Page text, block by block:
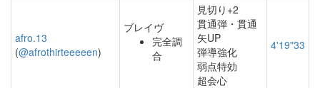
afro.13
(@afrothirteeeeen)
ブレイヴ
完全調
合
見切り+2
貫通弾・貫通
矢UP
弾導強化
弱点特効
超会心
4'19"33